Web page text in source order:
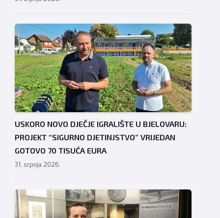
USKORO NOVO DJEČJE IGRALIŠTE U BJELOVARU:
PROJEKT “SIGURNO DJETINJSTVO” VRIJEDAN
GOTOVO 70 TISUĆA EURA
31. srpnja 2026.